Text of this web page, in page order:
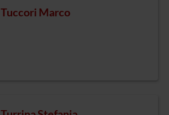
Tuccori Marco